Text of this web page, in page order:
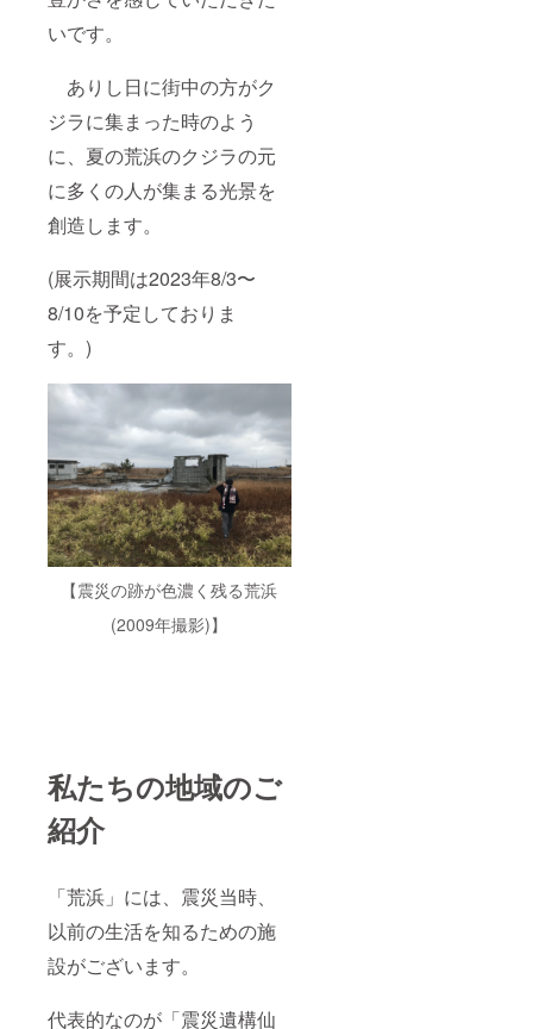
いです。
ありし日に街中の方がク
ジラに集まった時のよう
に、夏の荒浜のクジラの元
に多くの人が集まる光景を
創造します。
(展示期間は2023年8/3〜
8/10を予定しておりま
す。)
【震災の跡が色濃く残る荒浜
(2009年撮影)】
私たちの地域のご
紹介
「荒浜」には、震災当時、
以前の生活を知るための施
設がございます。
代表的なのが「震災遺構仙